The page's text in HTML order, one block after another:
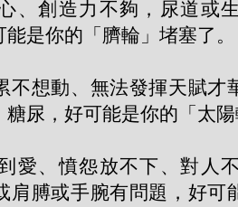
、創造力不夠，尿道或
是你的「臍輪」堵塞了。
不想動、無法發揮天賦才
糖尿，好可能是你的「太
愛、憤怨放不下、對人
肩膊或手腕有問題，好可